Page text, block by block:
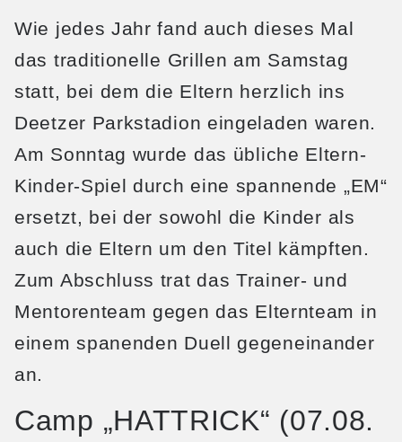
Wie jedes Jahr fand auch dieses Mal
das traditionelle Grillen am Samstag
statt, bei dem die Eltern herzlich ins
Deetzer Parkstadion eingeladen waren.
Am Sonntag wurde das übliche Eltern-
Kinder-Spiel durch eine spannende „EM“
ersetzt, bei der sowohl die Kinder als
auch die Eltern um den Titel kämpften.
Zum Abschluss trat das Trainer- und
Mentorenteam gegen das Elternteam in
einem spanenden Duell gegeneinander
an.
Camp „HATTRICK“ (07.08.